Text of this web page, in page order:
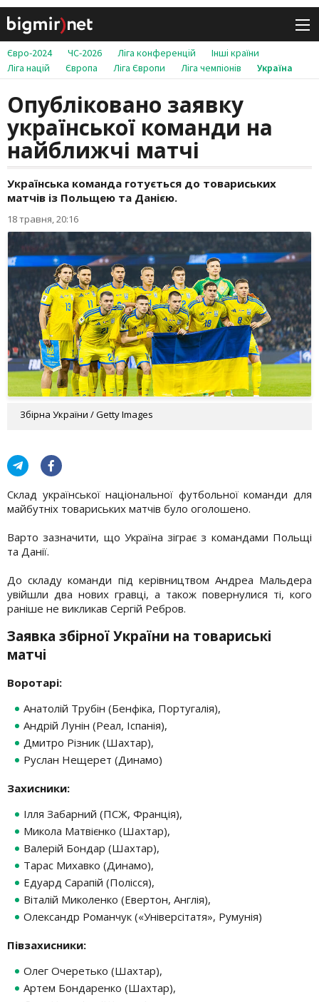
Євро-2024 ЧС-2026 Ліга конференцій
Інші країни
Ліга націй
Європа Ліга Європи Ліга чемпіонів Україна
Опубліковано заявку
української команди на
найближчі матчі
Українська команда готується до товариських
матчів із Польщею та Данією.
18 травня, 20:16
Збірна України / Getty Images
Склад української національної футбольної команди для
майбутніх товариських матчів було оголошено.
Варто зазначити, що Україна зіграє з командами Польщі
та Данії.
До складу команди під керівництвом Андреа Мальдера
увійшли два нових гравці, а також повернулися ті, кого
раніше не викликав Сергій Ребров.
Заявка збірної України на товариські
матчі
Воротарі:
Анатолій Трубін (Бенфіка, Португалія),
Андрій Лунін (Реал, Іспанія),
Дмитро Різник (Шахтар),
Руслан Нещерет (Динамо)
Захисники:
Ілля Забарний (ПСЖ, Франція),
Микола Матвієнко (Шахтар),
Валерій Бондар (Шахтар),
Тарас Михавко (Динамо),
Едуард Сарапій (Полісся),
Віталій Миколенко (Евертон, Англія),
Олександр Романчук («Універсітатя», Румунія)
Півзахисники:
Олег Очеретько (Шахтар),
Артем Бондаренко (Шахтар),